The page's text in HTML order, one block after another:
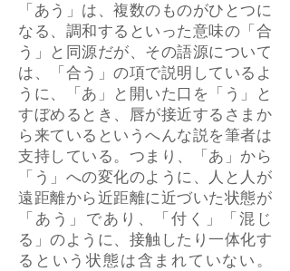
「あう」は、複数のものがひとつに
なる、調和するといった意味の「合
う」と同源だが、その語源について
は、「合う」の項で説明しているよ
うに、「あ」と開いた口を「う」と
すぼめるとき、唇が接近するさまか
ら来ているというへんな説を筆者は
支持している。つまり、「あ」から
「う」への変化のように、人と人が
遠距離から近距離に近づいた状態が
「あう」であり、「付く」「混じ
る」のように、接触したり一体化す
るという状態は含まれていない。